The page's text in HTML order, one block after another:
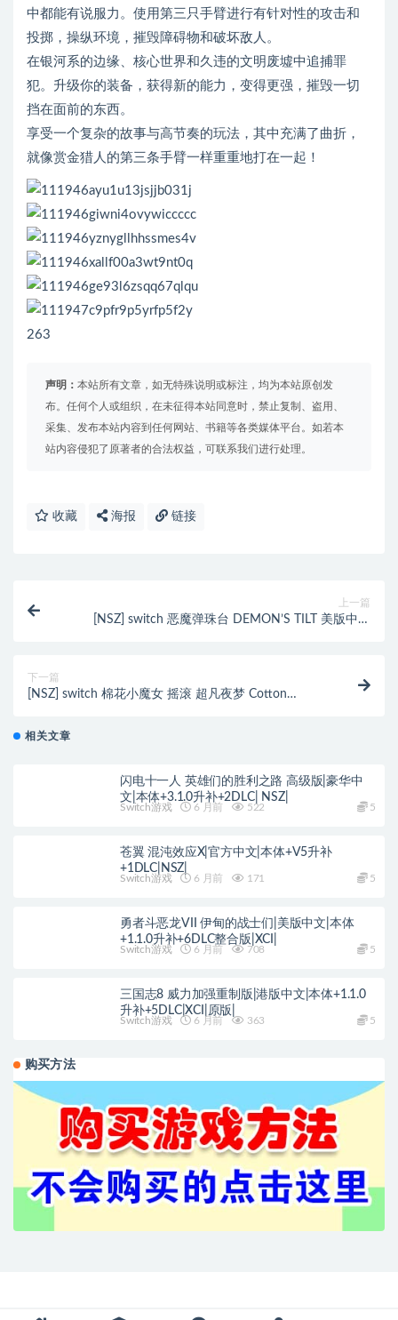
中都能有说服力。使用第三只手臂进行有针对性的攻击和
投掷，操纵环境，摧毁障碍物和破坏敌人。
在银河系的边缘、核心世界和久违的文明废墟中追捕罪
犯。升级你的装备，获得新的能力，变得更强，摧毁一切
挡在面前的东西。
享受一个复杂的故事与高节奏的玩法，其中充满了曲折，
就像赏金猎人的第三条手臂一样重重地打在一起！
263
声明： 本站所有文章，如无特殊说明或标注，均为本站原创发
布。任何个人或组织，在未征得本站同意时，禁止复制、盗用、
采集、发布本站内容到任何网站、书籍等各类媒体平台。如若本
站内容侵犯了原著者的合法权益，可联系我们进行处理。
收藏 海报 链接
上一篇
[NSZ] switch 恶魔弹珠台 DEMON’S TILT 美版中文
下一篇
[NSZ] switch 棉花小魔女 摇滚 超凡夜梦 Cotton
相关文章
闪电十一人 英雄们的胜利之路 高级版|豪华中
文|本体+3.1.0升补+2DLC| NSZ|
Switch游戏 6 月前 522 5
苍翼 混沌效应X|官方中文|本体+V5升补
+1DLC|NSZ|
Switch游戏 6 月前 171 5
勇者斗恶龙VII 伊甸的战士们|美版中文|本体
+1.1.0升补+6DLC整合版|XCI|
Switch游戏 6 月前 708 5
三国志8 威力加强重制版|港版中文|本体+1.1.0
升补+5DLC|XCI|原版|
Switch游戏 6 月前 363 5
购买方法